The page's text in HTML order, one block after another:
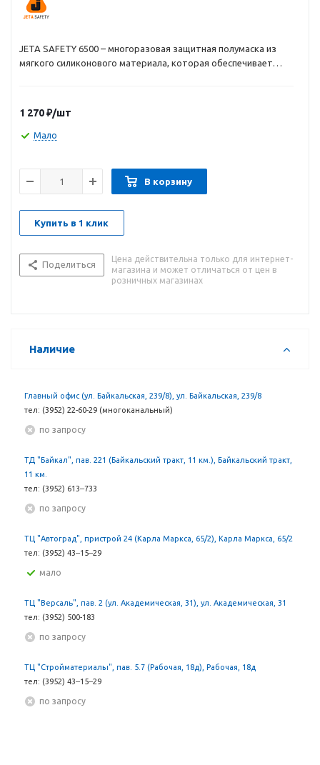
JETA SAFETY 6500 – многоразовая защитная полумаска из
мягкого силиконового материала, которая обеспечивает
Особенности и преимущества:
Надежное оголовье;
Составные части заменяются, запчасти в наличии;
сопротивления дыхания;
Бесшумная;
Низкое сопротивление дыханию;
Удобная индивидуальная упаковка;
1 270₽/шт
Мало
В корзину
Купить в 1 клик
Поделиться
Цена действительна только для интернет-
магазина и может отличаться от цен в
розничных магазинах
Наличие
Главный офис (ул. Байкальская, 239/8), ул. Байкальская, 239/8
тел: (3952) 22-60-29 (многоканальный)
По запросу
ТД "Байкал", пав. 221 (Байкальский тракт, 11 км.), Байкальский тракт,
11 км.
тел: (3952) 613‒733
По запросу
ТЦ "Автоград", пристрой 24 (Карла Маркса, 65/2), Карла Маркса, 65/2
тел: (3952) 43‒15‒29
Мало
ТЦ "Версаль", пав. 2 (ул. Академическая, 31), ул. Академическая, 31
тел: (3952) 500-183
По запросу
ТЦ "Стройматериалы", пав. 5.7 (Рабочая, 18д), Рабочая, 18д
тел: (3952) 43‒15‒29
По запросу